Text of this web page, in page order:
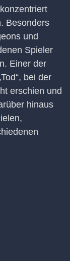
konzentriert
Besonders
und
Spieler
Einer der
bei der
erschien und
hinaus